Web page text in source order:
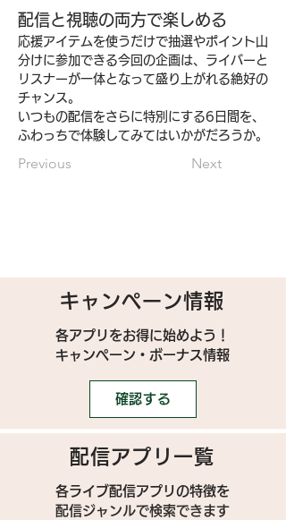
配信と視聴の両方で楽しめる
応援アイテムを使うだけで抽選やポイント山
分けに参加できる今回の企画は、ライバーと
リスナーが一体となって盛り上がれる絶好の
チャンス。
いつもの配信をさらに特別にする6日間を、
ふわっちで体験してみてはいかがだろうか。
Previous Next
キャンペーン情報
各アプリをお得に始めよう！
キャンペーン・ボーナス情報
確認する
配信アプリ一覧
各ライブ配信アプリの特徴を
配信ジャンルで検索できます